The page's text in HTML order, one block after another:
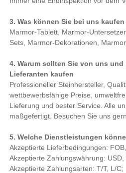
3. Was können Sie bei uns kaufen
Marmor-Tablett, Marmor-
Sets, Marmor-Dekorationen,
4. Warum sollten Sie von uns
Lieferanten kaufen
Professioneller Steinhersteller,
wettbewerbsfähige Preise,
Lieferung und bester Service. Alle
maßgefertigt. Besuchen Sie uns
5. Welche Dienstleistungen
Akzeptierte Lieferbedingungen:
Akzeptierte Zahlungswährung: USD,
Akzeptierte Zahlungsarten: T/T, L/C;